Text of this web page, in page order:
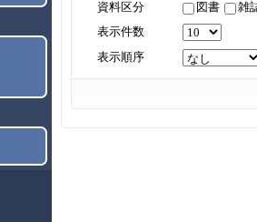
資料区分
図書
雑
表示件数
表示順序